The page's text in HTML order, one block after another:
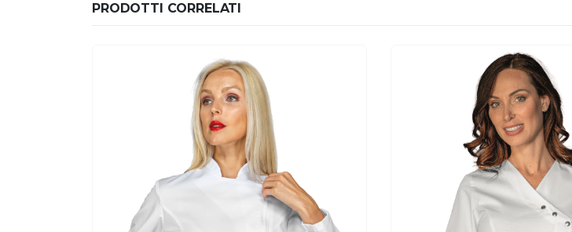
PRODOTTI CORRELATI